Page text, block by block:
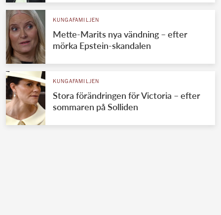
KUNGAFAMILJEN
Mette-Marits nya vändning – efter
mörka Epstein-skandalen
KUNGAFAMILJEN
Stora förändringen för Victoria – efter
sommaren på Solliden